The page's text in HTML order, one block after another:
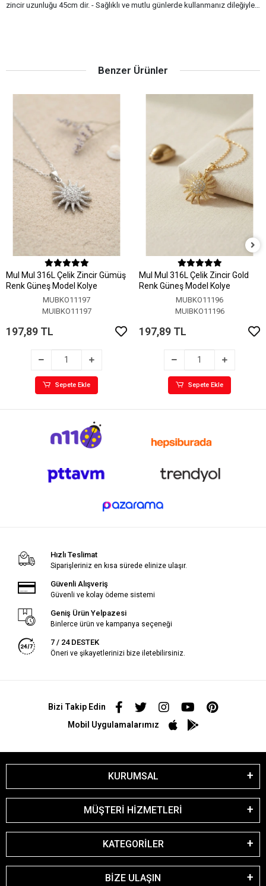
zincir uzunluğu 45cm dir. - Sağlıklı ve mutlu günlerde kullanmanız dileğiyle…
Benzer Ürünler
MuI MuI 316L Çelik Zincir Gümüş
Renk Güneş Model Kolye
MUBKO11197
MUIBKO11197
197,89 TL
Sepete Ekle
MuI MuI 316L Çelik Zincir Gold
Renk Güneş Model Kolye
MUBKO11196
MUIBKO11196
197,89 TL
Sepete Ekle
Hızlı Teslimat
Siparişleriniz en kısa sürede elinize ulaşır.
Güvenli Alışveriş
Güvenli ve kolay ödeme sistemi
Geniş Ürün Yelpazesi
Binlerce ürün ve kampanya seçeneği
7 / 24 DESTEK
Öneri ve şikayetlerinizi bize iletebilirsiniz.
Bizi Takip Edin
Mobil Uygulamalarımız
KURUMSAL
MÜŞTERİ HİZMETLERİ
KATEGORİLER
BİZE ULAŞIN